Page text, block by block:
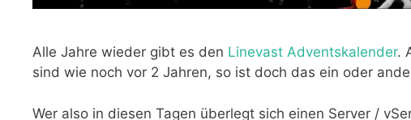
Alle Jahre wieder gibt es den Linevast Adventskalender.
sind wie noch vor 2 Jahren, so ist doch das ein oder
Wer also in diesen Tagen überlegt sich einen Server /